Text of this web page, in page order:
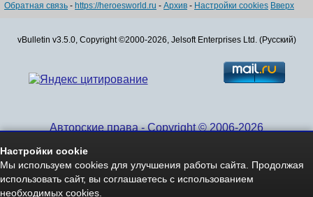
Обратная связь - https://heroesworld.ru - Архив - Настройки cookies Вверх
vBulletin v3.5.0, Copyright ©2000-2026, Jelsoft Enterprises Ltd. (Русский)
Авторские права - Copyright © 2006-2026
Настройки cookie
Мы используем cookies для улучшения работы сайта. Продолжая
использовать сайт, вы соглашаетесь с использованием
необходимых cookies.